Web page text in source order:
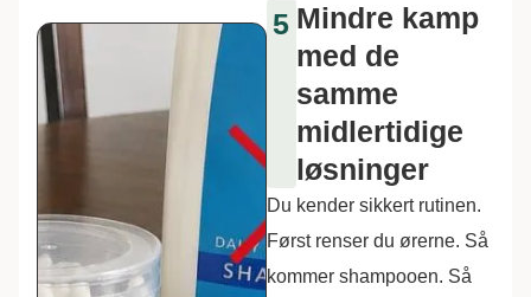
5 Mindre kamp
med de
samme
midlertidige
løsninger
Du kender sikkert rutinen.
Først renser du ørerne. Så
kommer shampooen. Så